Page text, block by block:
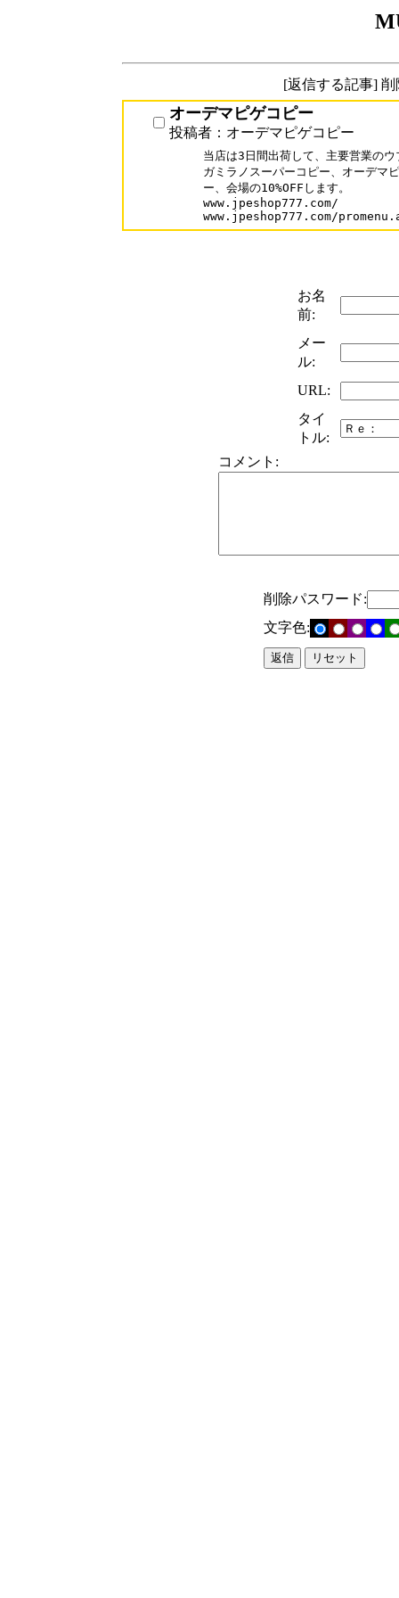
[返信する記事]
オーデマピゲコピー
投稿者：オーデマピゲコピー
当店は3日間出荷して、主要営業の
ガミラノスーパーコピー、オーデマ
ー、会場の10%OFFします。
www.jpeshop777.com/
お名
前:
メー
ル:
URL:
タイ
トル:
コメント:
削除パスワード:
文字色: